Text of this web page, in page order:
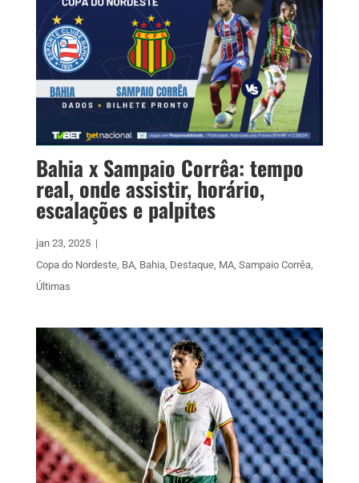
Bahia x Sampaio Corrêa: tempo
real, onde assistir, horário,
escalações e palpites
jan 23, 2025 |
Copa do Nordeste, BA, Bahia, Destaque, MA, Sampaio Corrêa,
Últimas